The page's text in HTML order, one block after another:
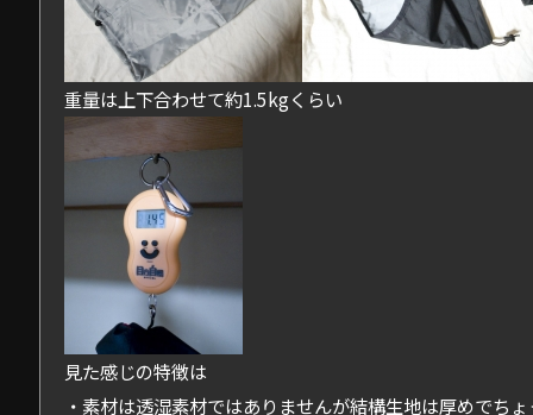
重量は上下合わせて約1.5kgくらい
見た感じの特徴は
・素材は透湿素材ではありませんが結構生地は厚めでち